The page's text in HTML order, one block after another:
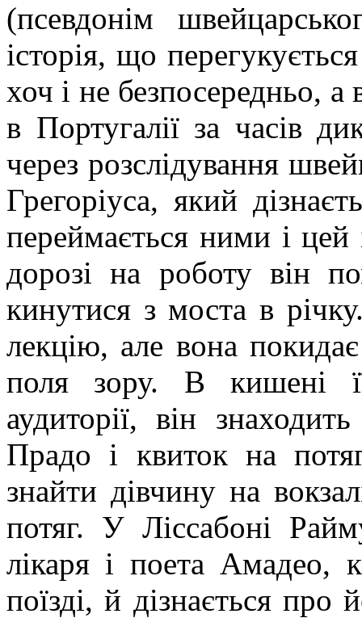
(псевдонім
історія, що
хоч і не безпосередньо, а
в Португалії за часів
через розслідування
Грегоріуса, який
переймається ними і
дорозі на роботу він
кинутися з моста в
лекцію, але вона
поля зору. В кишені
аудиторії, він
Прадо і квиток на
знайти дівчину на
потяг. У Ліссабоні
лікаря і поета Амадео,
поїзді, й дізнається